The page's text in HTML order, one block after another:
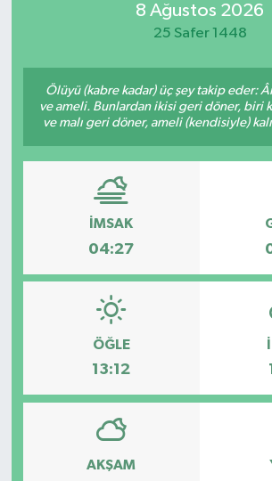
8 Ağustos 2026
25 Safer 1448
Ölüyü (kabre kadar) üç şey takip eder:
ve ameli. Bunlardan ikisi geri döner, biri
ve malı geri döner, ameli (kendisiyle)
İMSAK
04:27
ÖĞLE
13:12
AKŞAM